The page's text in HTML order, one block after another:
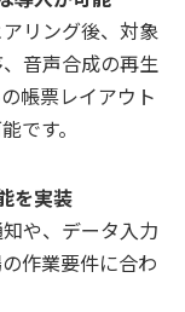
リング後、対象
音声合成の再生
帳票レイアウト
です。
を実装
や、データ入力
作業要件に合わ